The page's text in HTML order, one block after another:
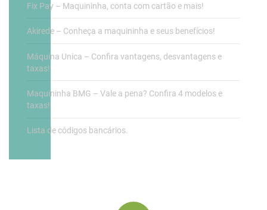
Fix Pay – Maquininha, conta com cartão e mais!
Akirede – Conheça a maquininha e seus benefícios!
Máquina Unica – Confira vantagens, desvantagens e
taxas!
Maquininha BMG – Vale a pena? Confira 4 modelos e
taxas!
Lista de códigos bancários.